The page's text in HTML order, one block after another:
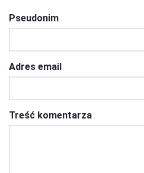
Pseudonim
Adres email
Treść komentarza